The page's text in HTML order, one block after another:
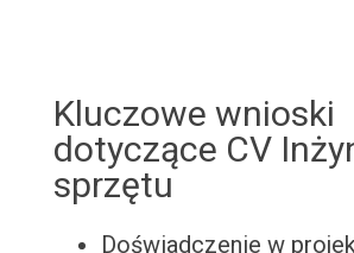
Kluczowe wnioski
dotyczące CV
sprzętu
Doświadczenie w